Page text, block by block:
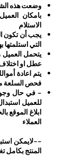
وضعت هذه
الاستلام
يجب أن تكون
التي استلمتها
يتحمل العميل
عطل او
يتم اعادة
فحص السلعة
- في حال
للعميل
ابلاغ الموقع
العملاء
--لايمكن
المنتج بكامل